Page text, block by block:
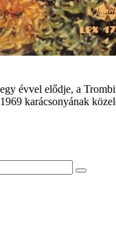
évvel elődje, a
karácsonyának